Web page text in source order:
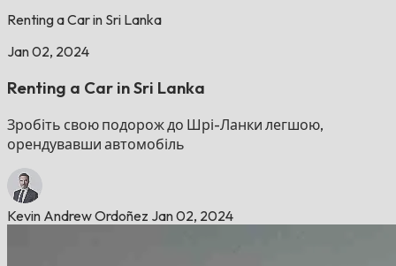
Renting a Car in Sri Lanka
Jan 02, 2024
Renting a Car in Sri Lanka
Зробіть свою подорож до Шрі-Ланки легшою,
орендувавши автомобіль
Kevin Andrew Ordoñez Jan 02, 2024